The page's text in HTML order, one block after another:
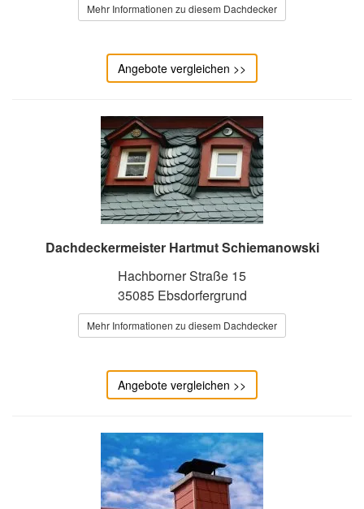
Mehr Informationen zu diesem Dachdecker
Angebote vergleichen >>
Dachdeckermeister Hartmut Schiemanowski
Hachborner Straße 15
35085 Ebsdorfergrund
Mehr Informationen zu diesem Dachdecker
Angebote vergleichen >>